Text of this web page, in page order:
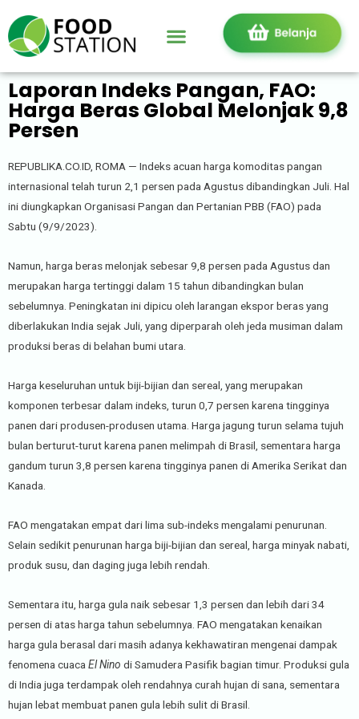
Laporan Indeks Pangan, FAO:
Harga Beras Global Melonjak 9,8
Persen
REPUBLIKA.CO.ID, ROMA — Indeks acuan harga komoditas pangan
internasional telah turun 2,1 persen pada Agustus dibandingkan Juli. Hal
ini diungkapkan Organisasi Pangan dan Pertanian PBB (FAO) pada
Sabtu (9/9/2023).
Namun, harga beras melonjak sebesar 9,8 persen pada Agustus dan
merupakan harga tertinggi dalam 15 tahun dibandingkan bulan
sebelumnya. Peningkatan ini dipicu oleh larangan ekspor beras yang
diberlakukan India sejak Juli, yang diperparah oleh jeda musiman dalam
produksi beras di belahan bumi utara.
Harga keseluruhan untuk biji-bijian dan sereal, yang merupakan
komponen terbesar dalam indeks, turun 0,7 persen karena tingginya
panen dari produsen-produsen utama. Harga jagung turun selama tujuh
bulan berturut-turut karena panen melimpah di Brasil, sementara harga
gandum turun 3,8 persen karena tingginya panen di Amerika Serikat dan
Kanada.
FAO mengatakan empat dari lima sub-indeks mengalami penurunan.
Selain sedikit penurunan harga biji-bijian dan sereal, harga minyak nabati,
produk susu, dan daging juga lebih rendah.
Sementara itu, harga gula naik sebesar 1,3 persen dan lebih dari 34
persen di atas harga tahun sebelumnya. FAO mengatakan kenaikan
harga gula berasal dari masih adanya kekhawatiran mengenai dampak
fenomena cuaca El Nino di Samudera Pasifik bagian timur. Produksi gula
di India juga terdampak oleh rendahnya curah hujan di sana, sementara
hujan lebat membuat panen gula lebih sulit di Brasil.